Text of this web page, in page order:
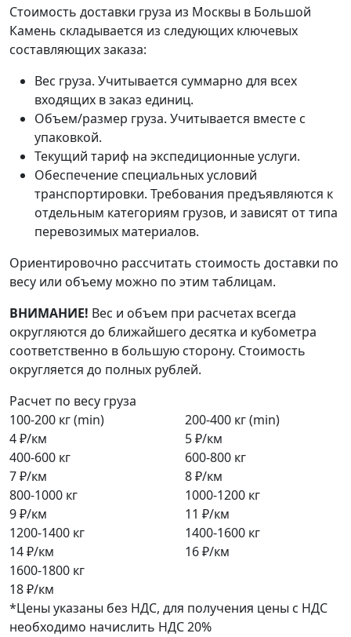
Стоимость доставки груза из Москвы в Большой
Камень складывается из следующих ключевых
составляющих заказа:
Вес груза. Учитывается суммарно для всех
входящих в заказ единиц.
Объем/размер груза. Учитывается вместе с
упаковкой.
Текущий тариф на экспедиционные услуги.
Обеспечение специальных условий
транспортировки. Требования предъявляются к
отдельным категориям грузов, и зависят от типа
перевозимых материалов.
Ориентировочно рассчитать стоимость доставки по
весу или объему можно по этим таблицам.
ВНИМАНИЕ! Вес и объем при расчетах всегда
округляются до ближайшего десятка и кубометра
соответственно в большую сторону. Стоимость
округляется до полных рублей.
Расчет по весу груза
100-200 кг (min)
4 ₽/км
200-400 кг (min)
5 ₽/км
400-600 кг
7 ₽/км
600-800 кг
8 ₽/км
800-1000 кг
9 ₽/км
1000-1200 кг
11 ₽/км
1200-1400 кг
14 ₽/км
1400-1600 кг
16 ₽/км
1600-1800 кг
18 ₽/км
*Цены указаны без НДС, для получения цены с НДС
необходимо начислить НДС 20%